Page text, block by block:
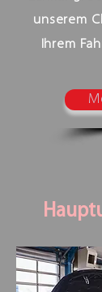
unserem
Ihrem